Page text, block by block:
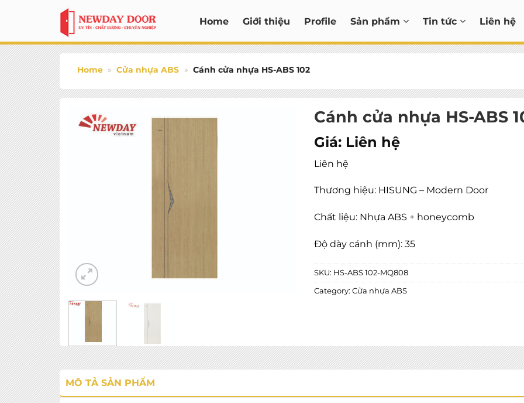
dung
Home Giới thiệu Profile Sản phẩm Tin tức Liên hệ
Home » Cửa nhựa ABS » Cánh cửa nhựa HS-ABS 102
Cánh cửa nhựa HS-ABS
Giá: Liên hệ
Liên hệ
Thương hiệu: HISUNG – Modern Door
Chất liệu: Nhựa ABS + honeycomb
Độ dày cánh (mm): 35
SKU: HS-ABS 102-MQ808
Category: Cửa nhựa ABS
MÔ TẢ SẢN PHẨM